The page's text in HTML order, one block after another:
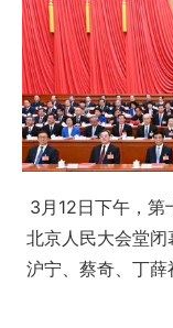
3月12日下午，第
北京人民大会堂
沪宁、蔡奇、丁